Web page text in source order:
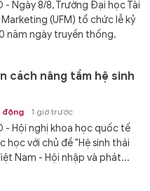
- Ngày 8/8, Trường Đại học Tài
(UFM) tổ chức lễ kỷ
năm ngày truyền thống.
cách nâng tầm hệ sinh
động 1 giờ trước
- Hội nghị khoa học quốc tế
học với chủ đề "Hệ sinh thái
Nam - Hội nhập và phát...